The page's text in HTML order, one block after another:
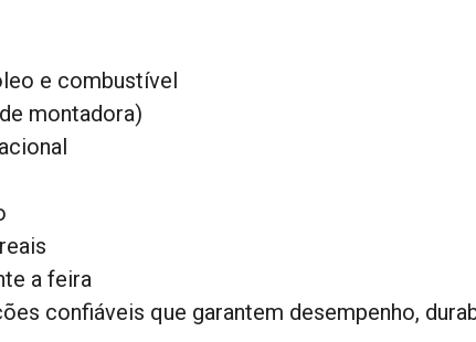
e combustível
montadora)
a feira
confiáveis que garantem desempenho,